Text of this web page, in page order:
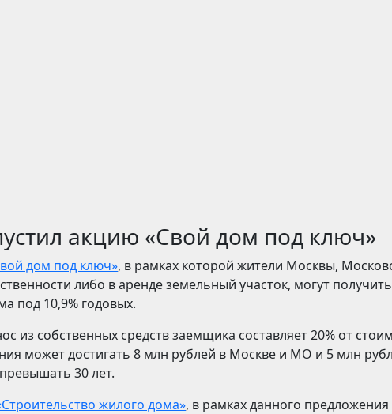
акцию «Свой дом под ключ»
дом под ключ», в рамках которой жители Москвы,
либо в аренде земельный участок, могут получить
под 10,9% годовых.
собственных средств заемщика составляет 20% от
может достигать 8 млн рублей в Москве и МО и 5 млн
30 лет.
жилого дома», в рамках данного предложения